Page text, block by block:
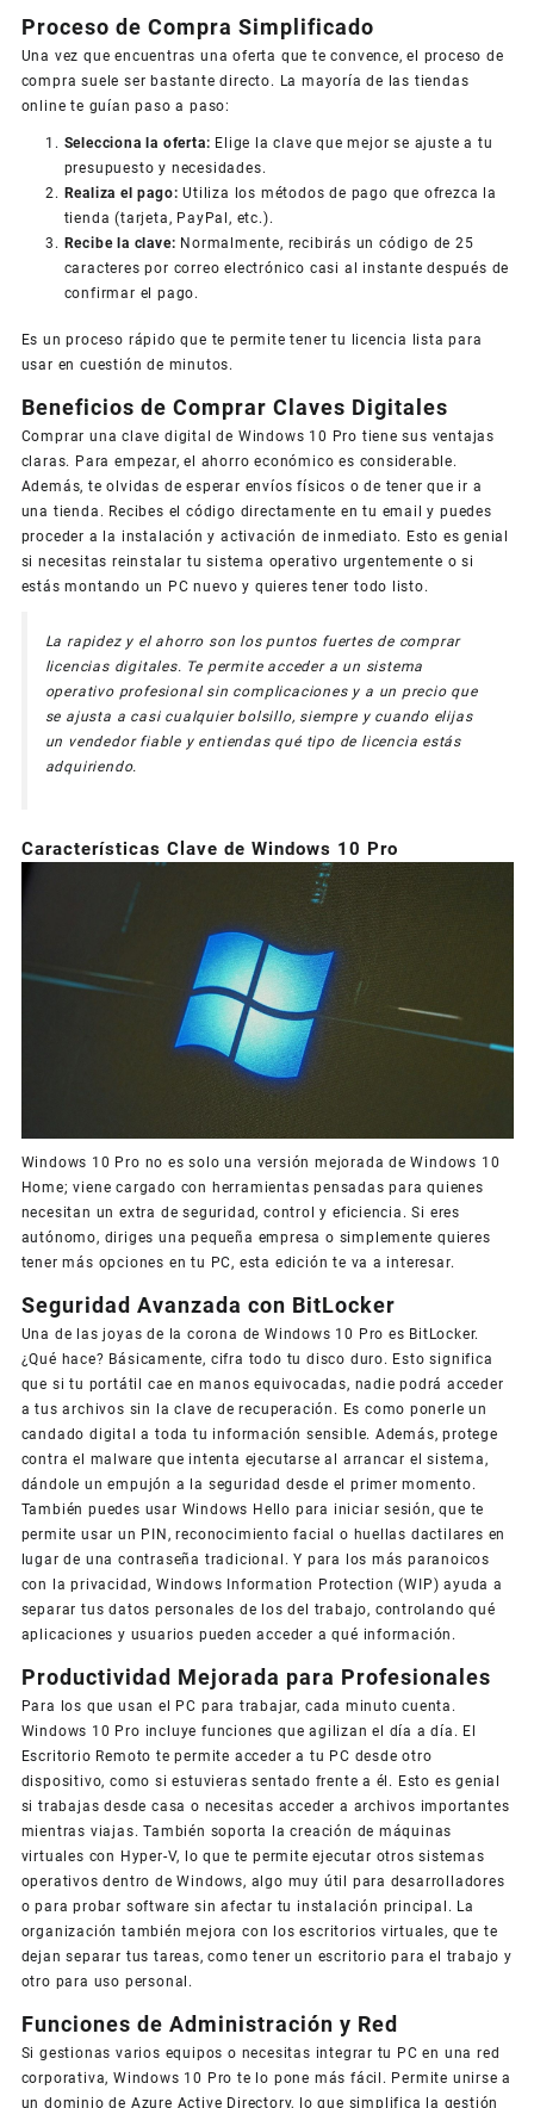
Proceso de Compra Simplificado
Una vez que encuentras una oferta que te convence, el proceso de
compra suele ser bastante directo. La mayoría de las tiendas
online te guían paso a paso:
Selecciona la oferta: Elige la clave que mejor se ajuste a tu
presupuesto y necesidades.
Realiza el pago: Utiliza los métodos de pago que ofrezca la
tienda (tarjeta, PayPal, etc.).
Recibe la clave: Normalmente, recibirás un código de 25
caracteres por correo electrónico casi al instante después de
confirmar el pago.
Es un proceso rápido que te permite tener tu licencia lista para
usar en cuestión de minutos.
Beneficios de Comprar Claves Digitales
Comprar una clave digital de Windows 10 Pro tiene sus ventajas
claras. Para empezar, el ahorro económico es considerable.
Además, te olvidas de esperar envíos físicos o de tener que ir a
una tienda. Recibes el código directamente en tu email y puedes
proceder a la instalación y activación de inmediato. Esto es genial
si necesitas reinstalar tu sistema operativo urgentemente o si
estás montando un PC nuevo y quieres tener todo listo.
La rapidez y el ahorro son los puntos fuertes de comprar
licencias digitales. Te permite acceder a un sistema
operativo profesional sin complicaciones y a un precio que
se ajusta a casi cualquier bolsillo, siempre y cuando elijas
un vendedor fiable y entiendas qué tipo de licencia estás
adquiriendo.
Características Clave de Windows 10 Pro
Windows 10 Pro no es solo una versión mejorada de Windows 10
Home; viene cargado con herramientas pensadas para quienes
necesitan un extra de seguridad, control y eficiencia. Si eres
autónomo, diriges una pequeña empresa o simplemente quieres
tener más opciones en tu PC, esta edición te va a interesar.
Seguridad Avanzada con BitLocker
Una de las joyas de la corona de Windows 10 Pro es BitLocker.
¿Qué hace? Básicamente, cifra todo tu disco duro. Esto significa
que si tu portátil cae en manos equivocadas, nadie podrá acceder
a tus archivos sin la clave de recuperación. Es como ponerle un
candado digital a toda tu información sensible. Además, protege
contra el malware que intenta ejecutarse al arrancar el sistema,
dándole un empujón a la seguridad desde el primer momento.
También puedes usar Windows Hello para iniciar sesión, que te
permite usar un PIN, reconocimiento facial o huellas dactilares en
lugar de una contraseña tradicional. Y para los más paranoicos
con la privacidad, Windows Information Protection (WIP) ayuda a
separar tus datos personales de los del trabajo, controlando qué
aplicaciones y usuarios pueden acceder a qué información.
Productividad Mejorada para Profesionales
Para los que usan el PC para trabajar, cada minuto cuenta.
Windows 10 Pro incluye funciones que agilizan el día a día. El
Escritorio Remoto te permite acceder a tu PC desde otro
dispositivo, como si estuvieras sentado frente a él. Esto es genial
si trabajas desde casa o necesitas acceder a archivos importantes
mientras viajas. También soporta la creación de máquinas
virtuales con Hyper-V, lo que te permite ejecutar otros sistemas
operativos dentro de Windows, algo muy útil para desarrolladores
o para probar software sin afectar tu instalación principal. La
organización también mejora con los escritorios virtuales, que te
dejan separar tus tareas, como tener un escritorio para el trabajo y
otro para uso personal.
Funciones de Administración y Red
Si gestionas varios equipos o necesitas integrar tu PC en una red
corporativa, Windows 10 Pro te lo pone más fácil. Permite unirse a
un dominio de Azure Active Directory, lo que simplifica la gestión